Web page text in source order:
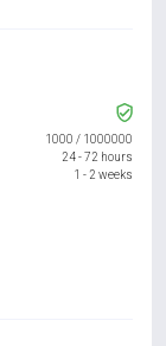
1000 / 1000000
24 - 72 hours
1 - 2 weeks